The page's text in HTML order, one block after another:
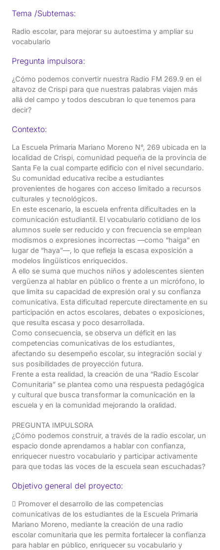
Tema /Subtemas:
Radio escolar, para mejorar su autoestima y ampliar su
vocabulario
Pregunta impulsora:
¿Cómo podemos convertir nuestra Radio FM 269.9 en el
altavoz de Crispi para que nuestras palabras viajen más
allá del campo y todos descubran lo que tenemos para
decir?
Contexto:
La Escuela Primaria Mariano Moreno N°, 269 ubicada en la
localidad de Crispi, comunidad pequeña de la provincia de
Santa Fe la cual comparte edificio con el nivel secundario.
Su comunidad educativa recibe a estudiantes
provenientes de hogares con acceso limitado a recursos
culturales y tecnológicos.
En este escenario, la escuela enfrenta dificultades en la
comunicación estudiantil. El vocabulario cotidiano de los
alumnos suele ser reducido y con frecuencia se emplean
modismos o expresiones incorrectas —como “haiga” en
lugar de “haya”—, lo que refleja la escasa exposición a
modelos lingüísticos enriquecidos.
A ello se suma que muchos niños y adolescentes sienten
vergüenza al hablar en público o frente a un micrófono, lo
que limita su capacidad de expresión oral y su confianza
comunicativa. Esta dificultad repercute directamente en su
participación en actos escolares, debates o exposiciones,
que resulta escasa y poco desarrollada.
Como consecuencia, se observa un déficit en las
competencias comunicativas de los estudiantes,
afectando su desempeño escolar, su integración social y
sus posibilidades de proyección futura.
Frente a esta realidad, la creación de una “Radio Escolar
Comunitaria” se plantea como una respuesta pedagógica
y cultural que busca transformar la comunicación en la
escuela y en la comunidad mejorando la oralidad.
PREGUNTA IMPULSORA
¿Cómo podemos construir, a través de la radio escolar, un
espacio donde aprendamos a hablar con confianza,
enriquecer nuestro vocabulario y participar activamente
para que todas las voces de la escuela sean escuchadas?
Objetivo general del proyecto:
 Promover el desarrollo de las competencias
comunicativas de los estudiantes de la Escuela Primaria
Mariano Moreno, mediante la creación de una radio
escolar comunitaria que les permita fortalecer la confianza
para hablar en público, enriquecer su vocabulario y